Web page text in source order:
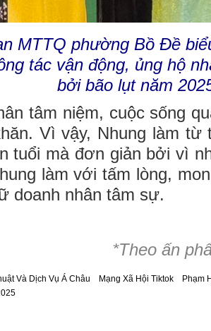
MTTQ phường Bồ Đề
tác vận động, ủng hộ
bởi bão lụt năm
tâm niệm, cuộc sống
Vì vậy, Nhung làm từ
tuổi mà đơn giản bởi vì
làm với tấm lòng,
doanh nhân tâm sự.
*Theo ấn
Và Dịch Vụ Á Châu Mạng Xã Hội Tiktok
Phạm